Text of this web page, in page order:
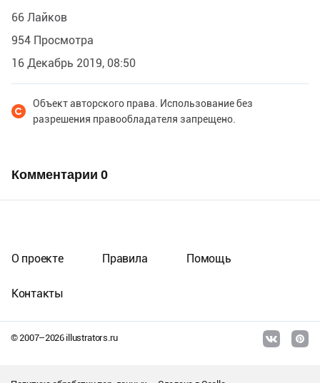
66 Лайков
954 Просмотра
16 Декабрь 2019, 08:50
Объект авторского права. Использование без
разрешения правообладателя запрещено.
Комментарии 0
© 2007–2026illustrators.ru
О проекте Правила Помощь
Контакты